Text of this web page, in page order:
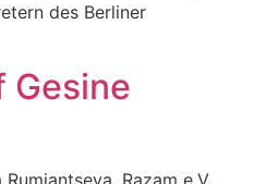
des Berliner
Gesine